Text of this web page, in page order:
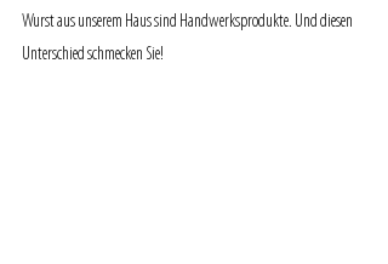
Wurst aus unserem Haus sind Handwerksprodukte. Und diesen
Unterschied schmecken Sie!